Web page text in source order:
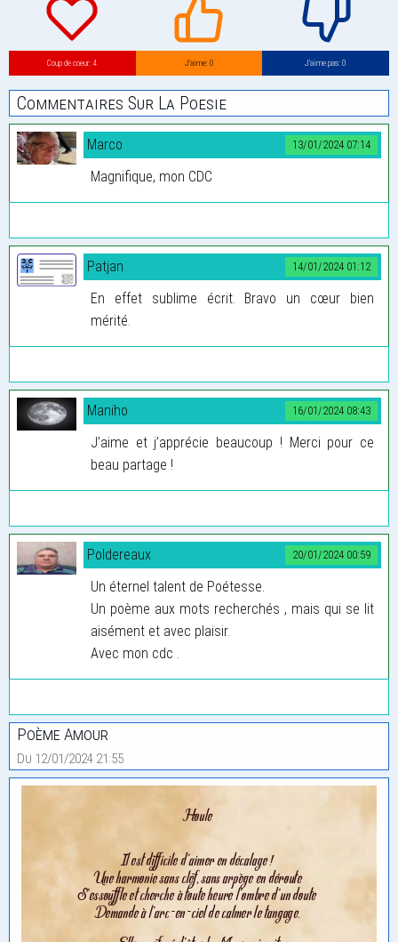
Coup de coeur: 4 J’aime: 0 J’aime pas: 0
Commentaires Sur La Poesie
13/01/2024 07:14
Marco
Magnifique, mon CDC
14/01/2024 01:12
Patjan
En effet sublime écrit. Bravo un cœur bien
mérité.
16/01/2024 08:43
Maniho
J’aime et j’apprécie beaucoup ! Merci pour ce
beau partage !
20/01/2024 00:59
Poldereaux
Un éternel talent de Poétesse.
Un poème aux mots recherchés , mais qui se lit
aisément et avec plaisir.
Avec mon cdc .
Poème Amour
Du 12/01/2024 21:55